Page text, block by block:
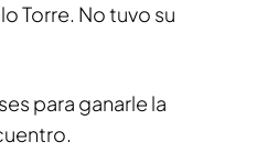
Torre. No tuvo su
para ganarle la